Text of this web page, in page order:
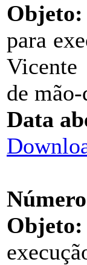
Objeto:
para
de
Data
Objeto: